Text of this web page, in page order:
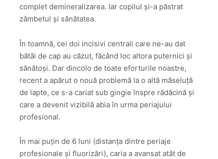
complet demineralizarea. Iar copilul și-a păstrat
zâmbetul și sănătatea.
În toamnă, cei doi incisivi centrali care ne-au dat
bătăi de cap au căzut, făcând loc altora puternici și
sănătoși. Dar dincolo de toate eforturile noastre,
recent a apărut o nouă problemă la o altă măseluță
de lapte, ce s-a cariat sub gingie înspre rădăcină și
care a devenit vizibilă abia în urma periajului
profesional.
În mai puțin de 6 luni (distanța dintre periaje
profesionale și fluorizări), caria a avansat atât de